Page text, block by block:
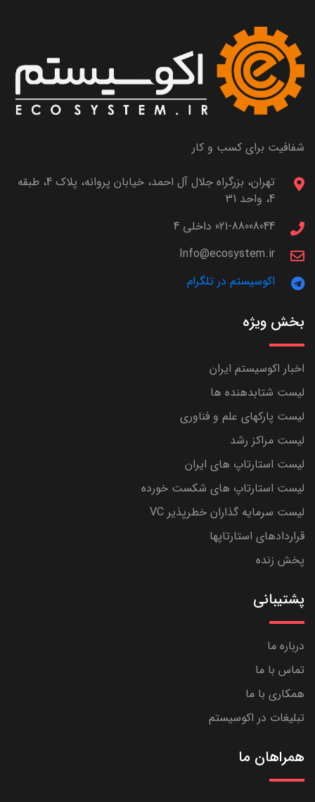
شفافیت برای کسب و کار
تهران، بزرگراه جلال آل احمد، خیابان پروانه، پلاک 4، طبقه
4، واحد 31
021-88008044 داخلی 4
Info@ecosystem.ir
اکوسیستم در تلگرام
بخش ویژه
اخبار اکوسیستم ایران
لیست شتابدهنده ها
لیست پارکهای علم و فناوری
لیست مراکز رشد
لیست استارتاپ های ایران
لیست استارتاپ های شکست خورده
لیست سرمایه گذاران خطرپذیر VC
قراردادهای استارتاپها
پخش زنده
پشتیبانی
درباره ما
تماس با ما
همکاری با ما
تبلیغات در اکوسیستم
همراهان ما